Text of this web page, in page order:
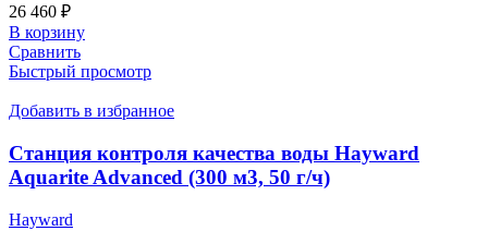
26 460 ₽
В корзину
Сравнить
Быстрый просмотр
Добавить в избранное
Станция контроля качества воды Hayward
Aquarite Advanced (300 м3, 50 г/ч)
Hayward